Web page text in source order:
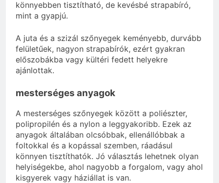
könnyebben tisztítható, de kevésbé strapabíró,
mint a gyapjú.
A juta és a szizál szőnyegek keményebb, durvább
felületűek, nagyon strapabírók, ezért gyakran
előszobákba vagy kültéri fedett helyekre
ajánlottak.
mesterséges anyagok
A mesterséges szőnyegek között a poliészter,
polipropilén és a nylon a leggyakoribb. Ezek az
anyagok általában olcsóbbak, ellenállóbbak a
foltokkal és a kopással szemben, ráadásul
könnyen tisztíthatók. Jó választás lehetnek olyan
helyiségekbe, ahol nagyobb a forgalom, vagy ahol
kisgyerek vagy háziállat is van.